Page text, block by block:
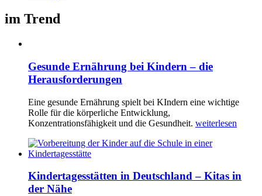
im Trend
Gesunde Ernährung bei Kindern – die
Herausforderungen
Eine gesunde Ernährung spielt bei KIndern eine wichtige
Rolle für die körperliche Entwicklung,
Konzentrationsfähigkeit und die Gesundheit. weiterlesen
Kindertagesstätten in Deutschland – Kitas in
der Nähe